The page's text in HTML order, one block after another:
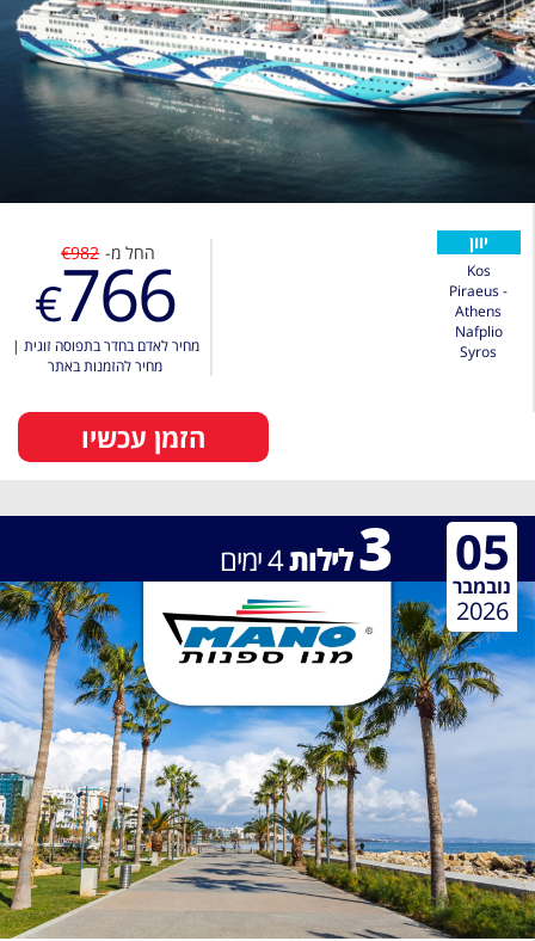
יוון
Kos
Piraeus -
Athens
Nafplio
Syros
החל מ- €982
€766
מחיר לאדם בחדר בתפוסה זוגית |
מחיר להזמנות באתר
הזמן עכשיו
3לילות4ימים 05
נובמבר
2026